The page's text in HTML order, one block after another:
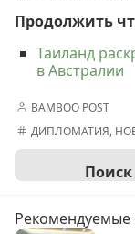
Продолжить
Таиланд
в Австралии
BAMBOO POST
ДИПЛОМАТИЯ,